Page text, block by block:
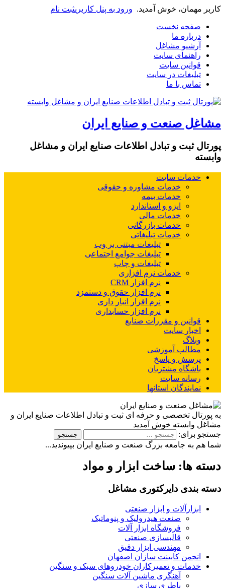
کاربر مهمان، خوش آمدید. ورود به پنل کاربریثبت نام
صفحه نخست
درباره ما
آرشیو مشاغل
راهنمای سایت
قوانین سایت
تبلیغات در سایت
تماس با ما
مشاغل صنعت و صنایع ایران
پورتال ثبت و تبادل اطلاعات صنایع ایران و مشاغل
وابسته
خدمات سایت
خدمات مشاوره و حقوقی
خدمات بیمه
ایزو و استاندارد
خدمات مالی
خدمات بازرگانی
خدمات تبلیغاتی
تبلیغات مبتنی بر وب
تبلیغات جوامع اجتماعی
تبلیغات و چاپ
خدمات نرم افزاری
نرم افزار CRM
نرم افزار حقوق و دستمزد
نرم افزار انبار داری
نرم افزار حسابداری
قوانین و مقررات صنایع
اخبار سایت
وبلاگ
مطالب آموزشی
پرسش و پاسخ
باشگاه مشتریان
رسانه سایت
نمایندگان استانها
به پورتال تخصصی و حرفه ای ثبت و تبادل اطلاعات صنایع ایران و
مشاغل وابسته خوش آمدید
جستجو برای:
شما هم به جامعه بزرگ صنعت و صنایع ایران بپیوندید...
دسته ها: ساخت ابزار و مواد
دسته بندی دایرکتوری مشاغل
ابزارآلات و ابزار صنعتی
صنعت هیدرولیک و پنوماتیک
فروشگاه ابزار آلات
قالبسازی صنعتی
مهندسی ابزار دقیق
انجمن کابینت سازان اصفهان
خدمات و تعمیرکاران خودروهای سبک و سنگین
آهنگری ماشین آلات سنگین
باطری سازی